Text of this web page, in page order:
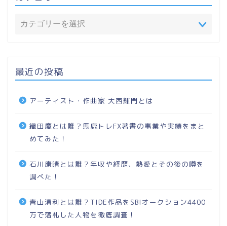
最近の投稿
アーティスト・作曲家 大西輝門とは
織田慶とは誰？馬鹿トレFX著書の事業や実績をまと
めてみた！
石川康晴とは誰？年収や経歴、熱愛とその後の噂を
調べた！
青山清利とは誰？TIDE作品をSBIオークション4400
万で落札した人物を徹底調査！